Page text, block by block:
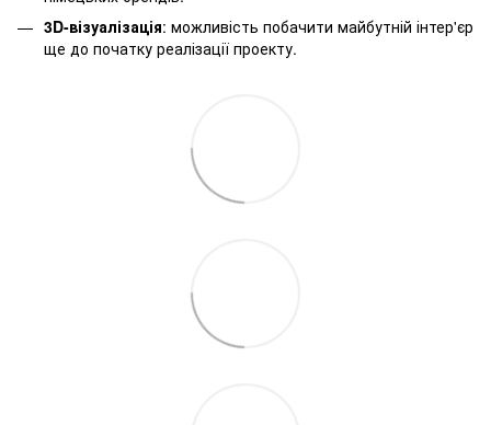
3D-візуалізація: можливість побачити майбутній інтер'єр
ще до початку реалізації проекту.